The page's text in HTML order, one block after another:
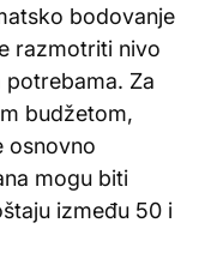
bodovanje
razmotriti nivo
Za
budžetom,
osnovno
mogu biti
između 50 i